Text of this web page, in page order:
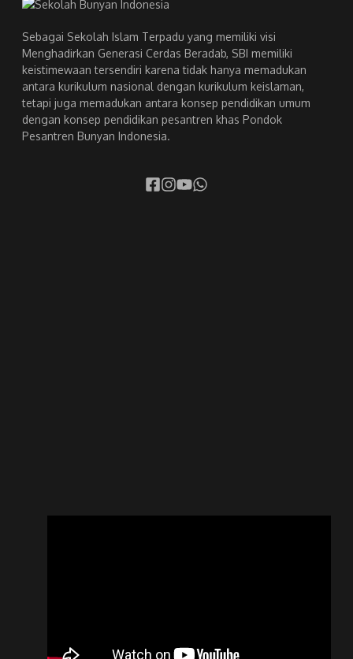
Sebagai Sekolah Islam Terpadu yang memiliki visi
Menghadirkan Generasi Cerdas Beradab, SBI memiliki
keistimewaan tersendiri karena tidak hanya memadukan
antara kurikulum nasional dengan kurikulum keislaman,
tetapi juga memadukan antara konsep pendidikan umum
dengan konsep pendidikan pesantren khas Pondok
Pesantren Bunyan Indonesia.